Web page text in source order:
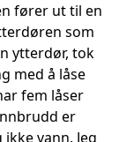
fører ut til en
som
ytterdør, tok
med å låse
fem låser
er
vann. Jeg